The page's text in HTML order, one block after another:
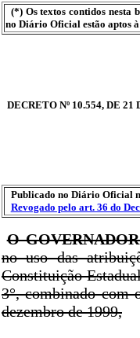
(*) Os textos contidos nesta
no Diário Oficial estão aptos
DECRETO Nº 10.554, DE
Publicado no Diário Oficial
Revogado pelo art. 36 do
O
no uso das
Constituição
3°, combinado com
dezembro de 1999,